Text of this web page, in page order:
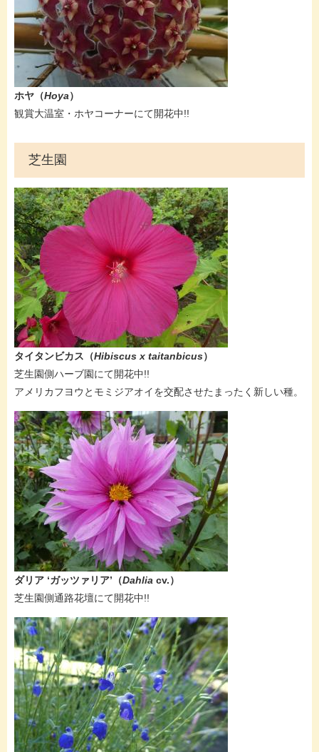
​​​​ホヤ（Hoya）
​観賞大温室・ホヤコーナーにて開花中!!​​​
芝生園
タイタンビカス​（Hibiscus x taitanbicus）
芝生園側ハーブ園にて開花中!!
​アメリカフヨウとモミジアオイを交配させたまったく新しい種。
​ダリア ‘ガッツァリア’​（Dahlia cv.​）
芝生園側通路花壇にて開花中!!